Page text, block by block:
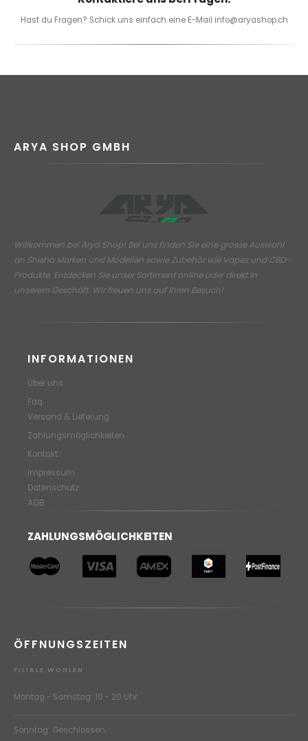
Hast du Fragen? Schick uns einfach eine E-Mail info@aryashop.ch
ARYA SHOP GMBH
Willkommen bei Arya Shop! Bei uns finden Sie eine grosse Auswahl
an Shisha Marken und Modellen sowie Zubehör wie Vapes und CBD-
Produkte. Entdecken Sie unser Sortiment online oder direkt in
unserem Geschäft. Wir freuen uns auf Ihren Besuch!
INFORMATIONEN
Über uns
Faq
Versand & Lieferung
Zahlungsmöglichkeiten
Kontakt
Impressum
Datenschutz
AGB
ZAHLUNGSMÖGLICHKEITEN
ÖFFNUNGSZEITEN
FILIALE WOHLEN
Montag - Samstag: 10 - 20 Uhr
Sonntag: Geschlossen